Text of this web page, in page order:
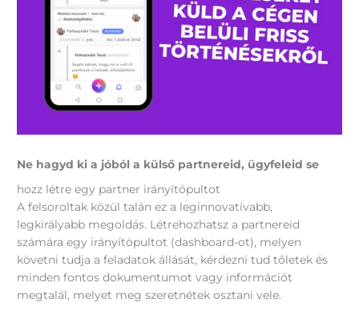
Ne hagyd ki a jóból a külső partnereid, ügyfeleid se
hozz létre egy partner irányítópultot
A felsoroltak közül talán ez a leginnovatívabb,
legkirályabb megoldás. Létrehozhatsz a partnereid
számára egy irányítópultot (dashboard-ot), melyen
követni tudja a feladatok állását, kérdezni tud tőletek és
minden fontos dokumentumot vagy információt
megtalál, melyet meg szeretnétek osztani vele.